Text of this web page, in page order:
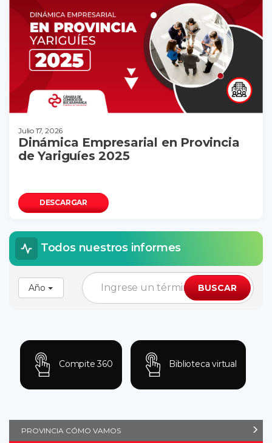
Julio 17, 2026
Dinámica Empresarial en Provincia
de Yariguíes 2025
DESCARGAR
Todos nuestros informes
Año BUSCAR
Compite 360 Biblioteca virtual
PROVINCIA CÓMO VAMOS